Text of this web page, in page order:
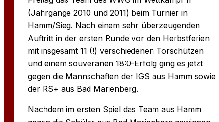
(Jahrgänge 2010 und 2011) beim Turnier in
Hamm/Sieg. Nach einem sehr überzeugenden
Auftritt in der ersten Runde vor den Herbstferien
mit insgesamt 11 (!) verschiedenen Torschützen
und einem souveränen 18:0-Erfolg ging es jetzt
gegen die Mannschaften der IGS aus Hamm sowie
der RS+ aus Bad Marienberg.
Nachdem im ersten Spiel das Team aus Hamm